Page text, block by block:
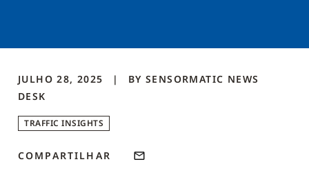
JULHO 28, 2025 BY SENSORMATIC NEWS
DESK
TRAFFIC INSIGHTS
COMPARTILHAR